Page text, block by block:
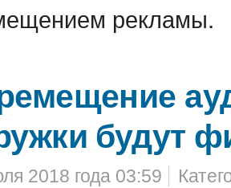
рекламы.
будут
2018 года 03:59